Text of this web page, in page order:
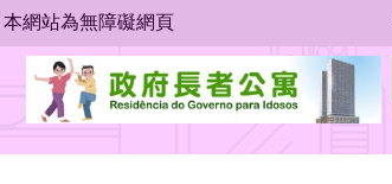
本網站為無障礙網頁